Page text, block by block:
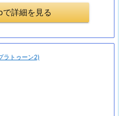
詳細を見る
ラトゥーン2)